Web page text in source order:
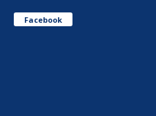
Facebook